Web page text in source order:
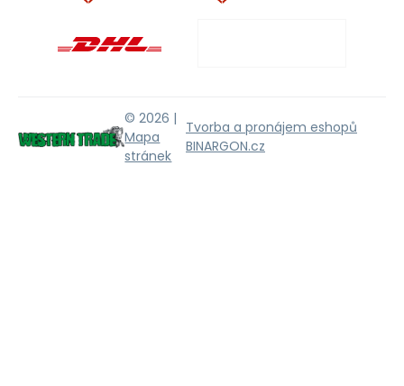
© 2026 |
Mapa
stránek
Tvorba a pronájem eshopů
BINARGON.cz